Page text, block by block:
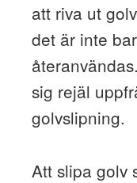
att riva ut
det är inte
sig rejäl
golvslipning.
Att slipa golv